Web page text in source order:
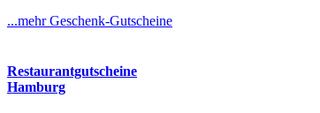
...mehr Geschenk-Gutscheine
Restaurantgutscheine
Hamburg